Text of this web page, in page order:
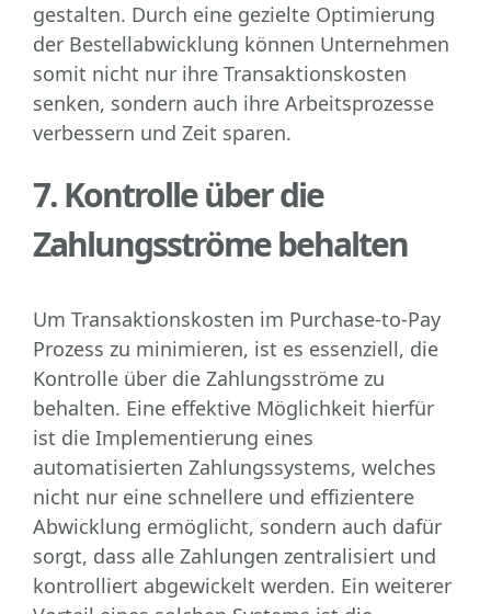
gestalten. Durch eine gezielte Optimierung
der Bestellabwicklung können Unternehmen
somit nicht nur ihre Transaktionskosten
senken, sondern auch ihre Arbeitsprozesse
verbessern und Zeit sparen.
7. Kontrolle über die
Zahlungsströme behalten
Um Transaktionskosten im Purchase-to-Pay
Prozess zu minimieren, ist es essenziell, die
Kontrolle über die Zahlungsströme zu
behalten. Eine effektive Möglichkeit hierfür
ist die Implementierung eines
automatisierten Zahlungssystems, welches
nicht nur eine schnellere und effizientere
Abwicklung ermöglicht, sondern auch dafür
sorgt, dass alle Zahlungen zentralisiert und
kontrolliert abgewickelt werden. Ein weiterer